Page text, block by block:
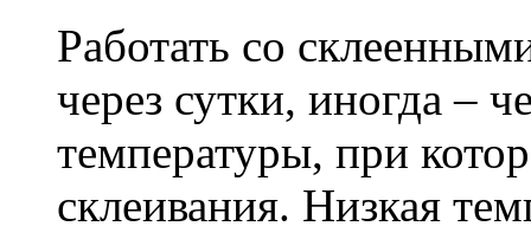
Работать со
через сутки, иногда –
температуры, при
склеивания. Низкая